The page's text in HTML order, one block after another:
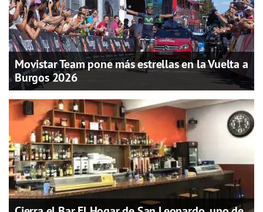
Movistar Team pone más estrellas en la Vuelta a
Burgos 2026